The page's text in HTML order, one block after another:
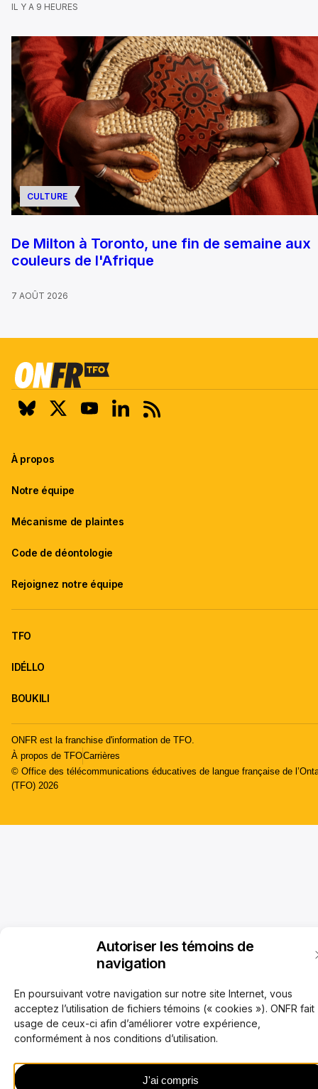
Autoriser les témoins de
navigation
En poursuivant votre navigation sur notre site Internet, vous
acceptez l’utilisation de fichiers témoins (« cookies »). ONFR fait
usage de ceux-ci afin d’améliorer votre expérience,
conformément à nos conditions d’utilisation.
J'ai compris
IL Y A 9 HEURES
CULTURE
De Milton à Toronto, une fin de semaine aux
couleurs de l'Afrique
7 AOÛT 2026
À propos
Notre équipe
Mécanisme de plaintes
Code de déontologie
Rejoignez notre équipe
TFO
IDÉLLO
BOUKILI
ONFR est la franchise d'information de TFO.
À propos de TFOCarrières
© Office des télécommunications éducatives de langue française de
(TFO) 2026